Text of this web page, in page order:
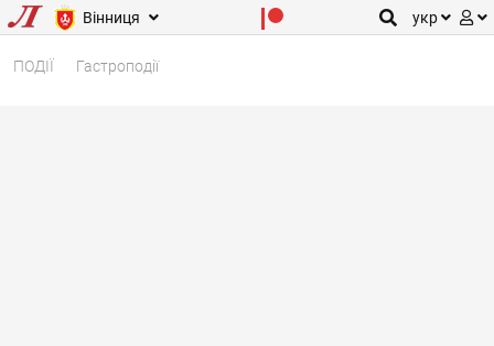
Вінниця укр
ПОДІЇ Гастроподії